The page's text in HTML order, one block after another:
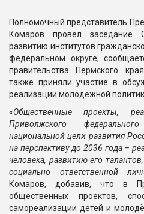
Полномочный представитель
Комаров провёл заседание
развитию институтов
федеральном округе,
правительства Пермского
также приняли участие в
реализации молодёжной
«Общественные проекты,
Приволжского
национальной цели развития
на перспективу до 2036 года –
человека, развитию его
социально ответственной
Комаров, добавив, что в
общественных проектов,
самореализации детей и